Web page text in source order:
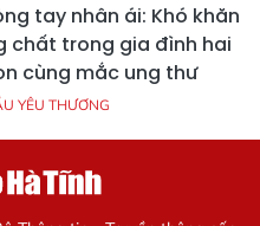
tay nhân ái: Khó khăn
chất trong gia đình hai
cùng mắc ung thư
YÊU THƯƠNG